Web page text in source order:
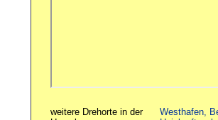
weitere Drehorte in der
Westhafen,